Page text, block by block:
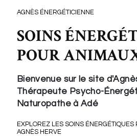
AGNÈS ÉNERGÉTICIENNE
SOINS
POUR
Bienvenue sur le site
Thérapeute Psycho-
Naturopathe à Adé
EXPLOREZ LES SOINS ÉNERGÉTIQUES
AGNÈS HERVE